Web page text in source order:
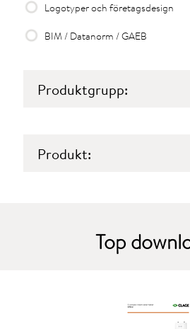
Logotyper och företagsdesign
BIM / Datanorm / GAEB
Produktgrupp:
Produkt:
Top